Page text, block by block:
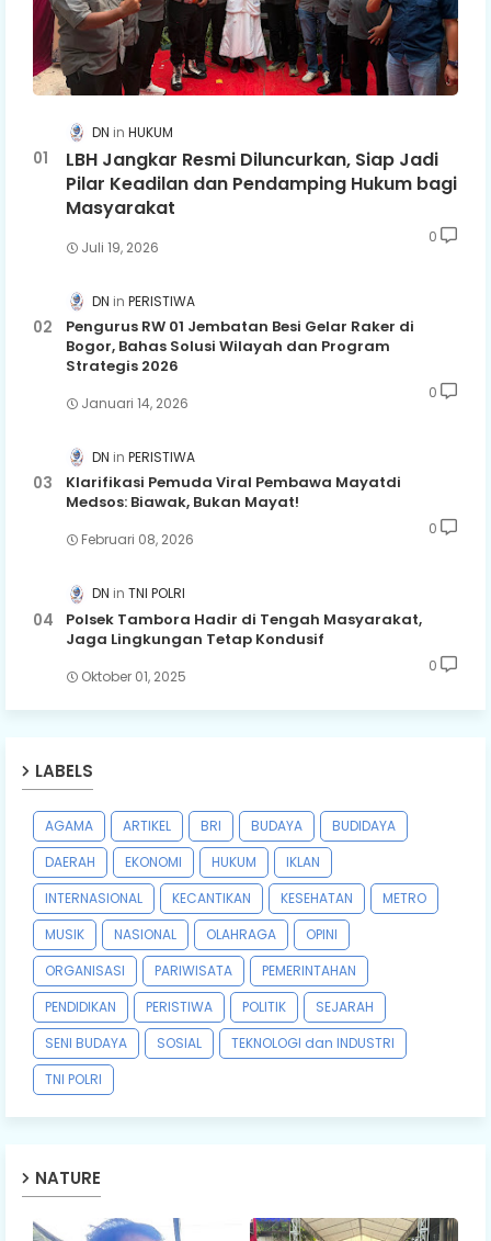
DN HUKUM
LBH Jangkar Resmi Diluncurkan, Siap Jadi
Pilar Keadilan dan Pendamping Hukum bagi
Masyarakat
Juli 19, 2026
0
DN PERISTIWA
Pengurus RW 01 Jembatan Besi Gelar Raker di
Bogor, Bahas Solusi Wilayah dan Program
Strategis 2026
Januari 14, 2026
0
DN PERISTIWA
Klarifikasi Pemuda Viral Pembawa Mayatdi
Medsos: Biawak, Bukan Mayat!
Februari 08, 2026
0
DN TNI POLRI
Polsek Tambora Hadir di Tengah Masyarakat,
Jaga Lingkungan Tetap Kondusif
Oktober 01, 2025
0
LABELS
AGAMA ARTIKEL BRI BUDAYA
BUDIDAYA
DAERAH
EKONOMI HUKUM
IKLAN
INTERNASIONAL
KECANTIKAN KESEHATAN
METRO
MUSIK
NASIONAL OLAHRAGA
OPINI
ORGANISASI
PARIWISATA
PEMERINTAHAN
PENDIDIKAN
PERISTIWA POLITIK
SEJARAH
SENI BUDAYA
SOSIAL
TEKNOLOGI dan INDUSTRI
TNI POLRI
NATURE